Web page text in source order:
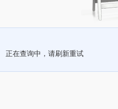
正在查询中，请刷新重试